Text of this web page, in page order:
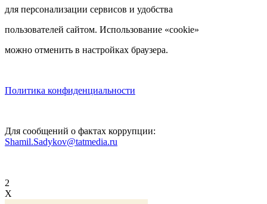
для персонализации сервисов и удобства
пользователей сайтом. Использование «cookie»
можно отменить в настройках браузера.
Политика конфиденциальности
Для сообщений о фактах коррупции:
Shamil.Sadykov@tatmedia.ru
2
X